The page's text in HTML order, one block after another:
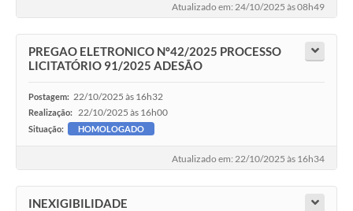
Atualizado em: 24/10/2025 às 08h49
PREGAO ELETRONICO Nº42/2025 PROCESSO
LICITATÓRIO 91/2025 ADESÃO
Postagem: 22/10/2025 às 16h32
Realização: 22/10/2025 às 16h00
Situação: HOMOLOGADO
Atualizado em: 22/10/2025 às 16h34
INEXIGIBILIDADE